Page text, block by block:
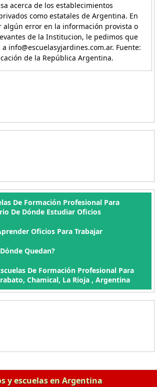
acerca de los establecimientos
como estatales de Argentina. En
algún error en la información provista o
de la Institucion, le pedimos que
info@escuelasyjardines.com.ar. Fuente:
de la República Argentina.
De Formación Profesional Para
De Dónde Estudiar Oficios
Oficios Para Trabajar
Quedan?
De Formación Profesional Para
Chamical, La Rioja , Argentina
y escuelas en Argentina